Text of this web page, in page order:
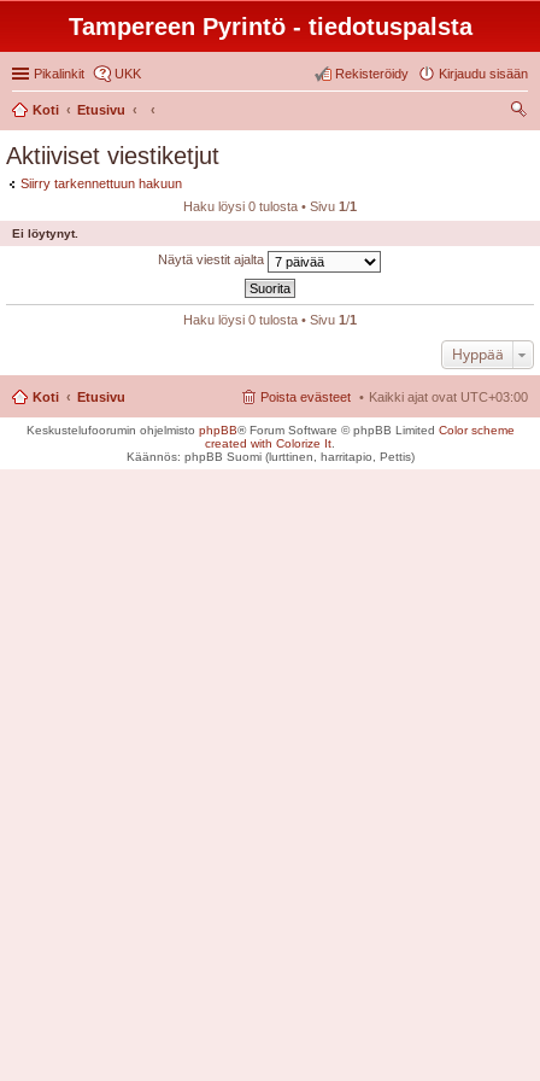
Tampereen Pyrintö - tiedotuspalsta
Pikalinkit UKK Kirjaudu sisään
Rekisteröidy
Koti
Etusivu
Aktiiviset viestiketjut
Siirry tarkennettuun hakuun
Haku löysi 0 tulosta • Sivu 1/1
Ei löytynyt.
Näytä viestit ajalta
Haku löysi 0 tulosta • Sivu 1/1
Hyppää
Koti Etusivu Kaikki ajat ovat UTC+03:00
Poista evästeet
Keskustelufoorumin ohjelmisto phpBB® Forum Software © phpBB Limited Color scheme
created with Colorize It
Käännös: phpBB Suomi (lurttinen, harritapio, Pettis)